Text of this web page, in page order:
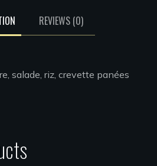
REVIEWS (0)
salade, riz, crevette panées